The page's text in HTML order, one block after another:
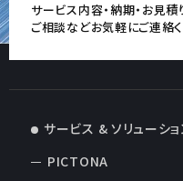
サービス内容・納期・お見積
ご相談などお気軽にご連絡く
サービス & ソリューショ
PICTONA